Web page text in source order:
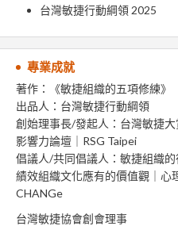
台灣敏捷行動綱領 2025
專業成就
著作：《敏捷組織的五項修練》
出品人：台灣敏捷行動綱領
創始理事長/發起人：台灣敏捷
影響力論壇｜RSG Taipei
倡議人/共同倡議人：敏捷組織
績效組織文化應有的價值觀｜心
CHANGe
台灣敏捷協會創會理事